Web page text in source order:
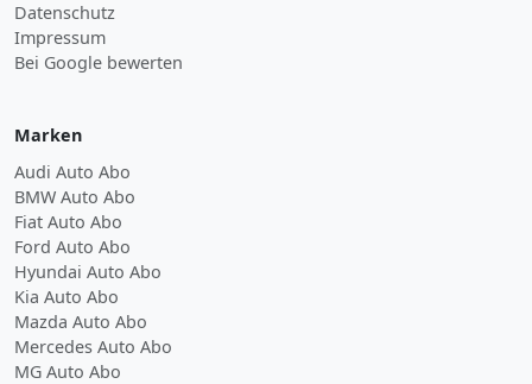
Datenschutz
Impressum
Bei Google bewerten
Marken
Audi Auto Abo
BMW Auto Abo
Fiat Auto Abo
Ford Auto Abo
Hyundai Auto Abo
Kia Auto Abo
Mazda Auto Abo
Mercedes Auto Abo
MG Auto Abo